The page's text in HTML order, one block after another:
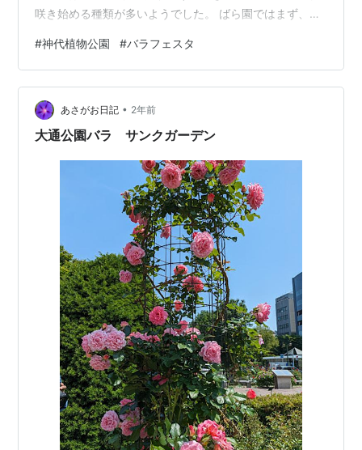
咲き始める種類が多いようでした。 ばら園ではまず、ま
の香り品評会」も行います。 木の前には、名前の代わり
に、番号札が立てられています。 番号札には、香りマー
クが付いていないので、自分の鼻で確かめます。花びら
は、枚数が多いものが半分以上です。 身を屈めて新種の
花壇を歩いた結果、優勝は、スパイシーな香りの2509F
#神代植物公園 #バラフェスタ
あさがお日記 • 2年前
大通公園バラ サンクガーデン